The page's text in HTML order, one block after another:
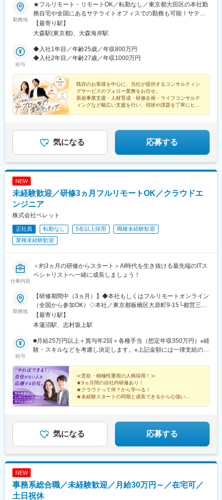
勤務地
★フルリモート・リモートOK／転勤なし／東京都大田区の本社勤
務自宅や全国にあるサテライトオフィスでの勤務も可能！サテラ
イトオフィスは駅から徒歩5分ほどの立地で好アクセス！好きな場
所を選んで、自由にテレワークもできます。居住はどこでもOK！
【最寄り駅】
大森駅(東京都)、大森海岸駅
給与
◆入社1年目／年齢25歳／年収800万円
◆入社2年目／年齢27歳／年収1000万円
既存のお客様を中心に、当社が提供するコンサルティン
グサービスのフォロー業務をお任せ。
新規事業支援・人材育成・研修企画・ライフコンサルテ
ィングなど幅広い支援を行い、現状や課題を丁寧にヒア
気になる 応募する
NEW
未経験歓迎／研修3ヵ月フルリモートOK／クラウドエ
ンジニア
株式会社ベレット
正社員 転勤なし 5名以上採用
職種未経験歓迎
業種未経験歓迎
仕事内容
＜約3ヵ月の研修からスタート＞AI時代を生き抜ける最先端のITス
ペシャリストへ一緒に成長しましょう！
勤務地
【研修期間中（3ヵ月）】◆本社もしくはフルリモートオンライン
（全国から参加OK）◇本社／東京都板橋区大原町9-15└都営三田
線「本蓮沼駅」より徒歩4分└都営三田線「志村坂上駅」より徒歩
9分【研修終了後】◆東京23区を中心とした全国各地のITプロジェ
ん。※すべて徒歩10分以内の駅チカオフィスです。※フルリモー
ト・在宅勤務・リモートワークはプロジェクトによって異なりま
【最寄り駅】
本蓮沼駅、志村坂上駅
給与
■月給25万円以上＋賞与年2回＋各種手当（想定年収350万円）※経
験・スキルなどを考慮し決定します。※上記金額には一律支給の住
（期間中は月給23万円以上で、その他の待遇に変更なし）☆経験
がある方は、現職・前職給与を考慮します。☆明確な評価制度あ
り。個人の頑張りに応じて評価します。【年収例】年収450万円
（経験2年入社）年収750万円（経験3年入社）年収950万円（経験
5年入社）
≪意欲・積極性重視の人柄採用！≫
★3ヵ月間の自社内研修あり！
★クラウドって何？から学べる！
★未経験スタートの同期と成長できるから心強い！
気になる 応募する
NEW
事務系総合職／未経験歓迎／月給30万円～／在宅可／
土日祝休